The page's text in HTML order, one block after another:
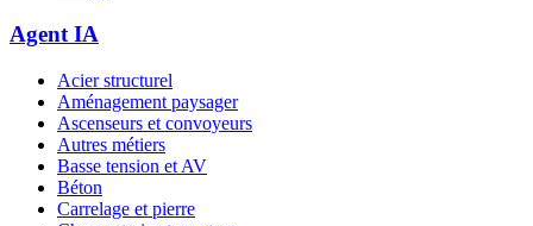
Agent IA
Acier structurel
Aménagement paysager
Ascenseurs et convoyeurs
Autres métiers
Basse tension et AV
Béton
Carrelage et pierre